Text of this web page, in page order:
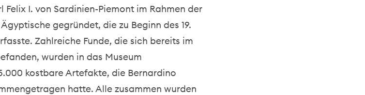
Felix I. von Sardinien-Piemont im Rahmen der
gegründet, die zu Beginn des 19.
Zahlreiche Funde, die sich bereits im
wurden in das Museum
kostbare Artefakte, die Bernardino
hatte. Alle zusammen wurden